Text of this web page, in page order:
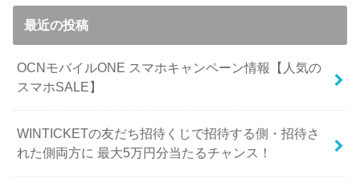
最近の投稿
OCNモバイルONE スマホキャンペーン情報【人気の
スマホSALE】
WINTICKETの友だち招待くじで招待する側・招待さ
れた側両方に 最大5万円分当たるチャンス！